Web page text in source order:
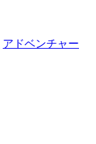
アドベンチャー